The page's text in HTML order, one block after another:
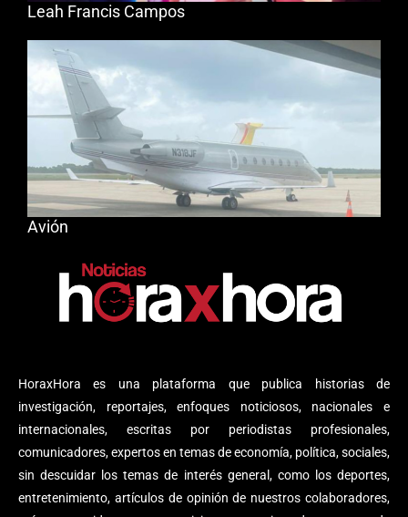
HoraxHora es una plataforma que publica historias de
investigación, reportajes, enfoques noticiosos, nacionales e
internacionales, escritas por periodistas profesionales,
comunicadores, expertos en temas de economía, política, sociales,
sin descuidar los temas de interés general, como los deportes,
entretenimiento, artículos de opinión de nuestros colaboradores,
Leah Francis Campos
Avión